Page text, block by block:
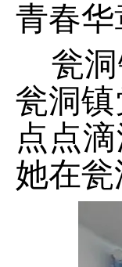
青春华
瓮洞
瓮洞
点点
她在